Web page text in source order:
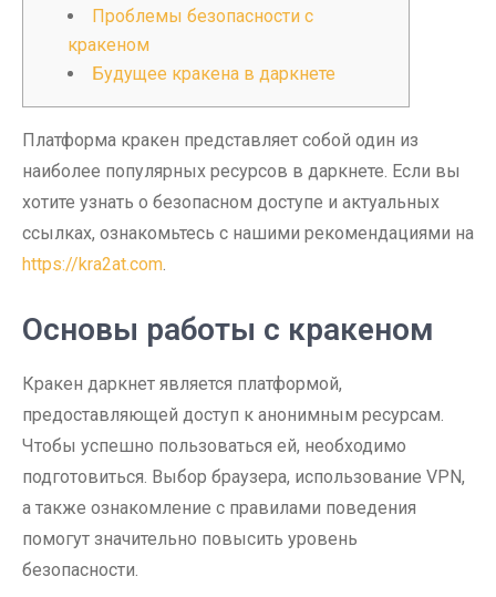
Проблемы безопасности с
кракеном
Будущее кракена в даркнете
Платформа кракен представляет собой один из
наиболее популярных ресурсов в даркнете. Если вы
хотите узнать о безопасном доступе и актуальных
ссылках, ознакомьтесь с нашими рекомендациями на
https://kra2at.com.
Основы работы с кракеном
Кракен даркнет является платформой,
предоставляющей доступ к анонимным ресурсам.
Чтобы успешно пользоваться ей, необходимо
подготовиться. Выбор браузера, использование VPN,
а также ознакомление с правилами поведения
помогут значительно повысить уровень
безопасности.